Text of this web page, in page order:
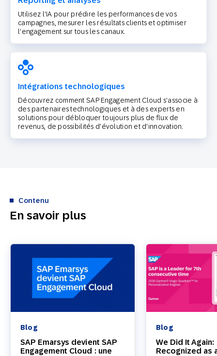
Utilisez l'IA pour prédire les performances de vos
campagnes, mesurer les résultats clients et optimiser
l'engagement sur tous les canaux.
Intégrations technologiques
Découvrez comment SAP Engagement Cloud s'associe à
des partenaires technologiques et à des experts en
solutions pour débloquer toujours plus de flux de
revenus, de possibilités d'évolution et d'innovation.
En savoir plus
Contenu
Blog
SAP Emarsys devient SAP
Engagement Cloud : une
Blog
We Did It Again:
Recognized as